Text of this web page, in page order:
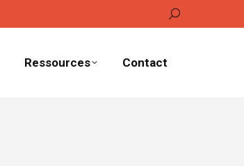
Recherche
:
Ressources Contact